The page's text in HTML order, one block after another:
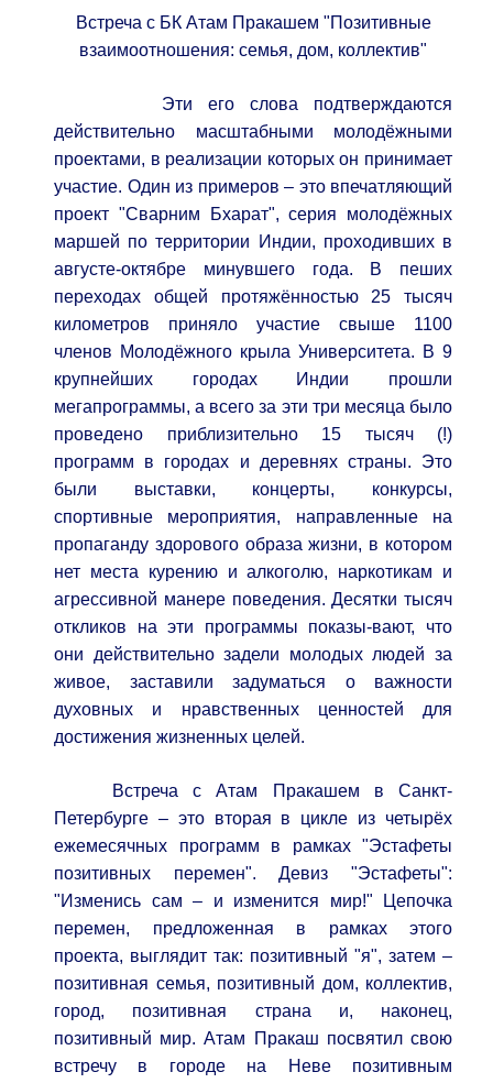
Встреча с БК Атам Пракашем "Позитивные
взаимоотношения: семья, дом, коллектив"
Эти его слова подтверждаются
действительно масштабными молодёжными
проектами, в реализации которых он принимает
участие. Один из примеров – это впечатляющий
проект "Сварним Бхарат", серия молодёжных
маршей по территории Индии, проходивших в
августе-октябре минувшего года. В пеших
переходах общей протяжённостью 25 тысяч
километров приняло участие свыше 1100
членов Молодёжного крыла Университета. В 9
крупнейших городах Индии прошли
мегапрограммы, а всего за эти три месяца было
проведено приблизительно 15 тысяч (!)
программ в городах и деревнях страны. Это
были выставки, концерты, конкурсы,
спортивные мероприятия, направленные на
пропаганду здорового образа жизни, в котором
нет места курению и алкоголю, наркотикам и
агрессивной манере поведения. Десятки тысяч
откликов на эти программы показы-вают, что
они действительно задели молодых людей за
живое, заставили задуматься о важности
духовных и нравственных ценностей для
достижения жизненных целей.
Встреча с Атам Пракашем в Санкт-
Петербурге – это вторая в цикле из четырёх
ежемесячных программ в рамках "Эстафеты
позитивных перемен". Девиз "Эстафеты":
"Изменись сам – и изменится мир!" Цепочка
перемен, предложенная в рамках этого
проекта, выглядит так: позитивный "я", затем –
позитивная семья, позитивный дом, коллектив,
город, позитивная страна и, наконец,
позитивный мир. Атам Пракаш посвятил свою
встречу в городе на Неве позитивным